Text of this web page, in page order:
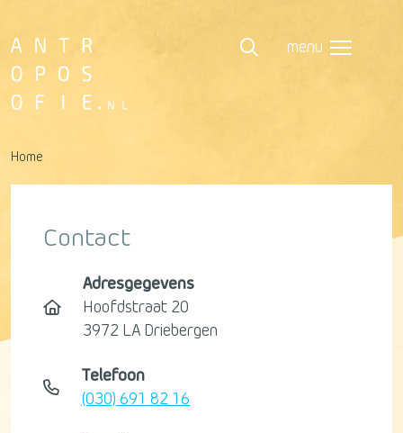
menu
Home
Contact
Adresgegevens
Hoofdstraat 20
3972 LA Driebergen
Telefoon
(030) 691 82 16